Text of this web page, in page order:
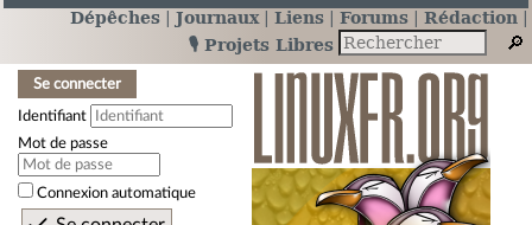
Dépêches Journaux Liens Forums
Rédaction
🎙️ Projets Libres
Se connecter
Identifiant
Mot de passe
Connexion automatique